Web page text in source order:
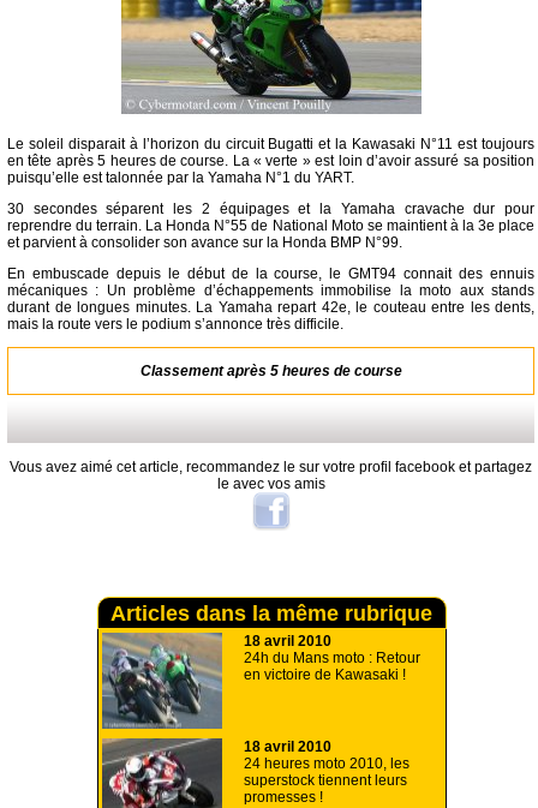
Le soleil disparait à l’horizon du circuit Bugatti et la Kawasaki N°11 est toujours
en tête après 5 heures de course. La « verte » est loin d’avoir assuré sa position
puisqu’elle est talonnée par la Yamaha N°1 du YART.
30 secondes séparent les 2 équipages et la Yamaha cravache dur pour
reprendre du terrain. La Honda N°55 de National Moto se maintient à la 3e place
et parvient à consolider son avance sur la Honda BMP N°99.
En embuscade depuis le début de la course, le GMT94 connait des ennuis
mécaniques : Un problème d’échappements immobilise la moto aux stands
durant de longues minutes. La Yamaha repart 42e, le couteau entre les dents,
mais la route vers le podium s’annonce très difficile.
Classement après 5 heures de course
Vous avez aimé cet article, recommandez le sur votre profil facebook et partagez
le avec vos amis
Articles dans la même rubrique
18 avril 2010
24h du Mans moto : Retour
en victoire de Kawasaki !
18 avril 2010
24 heures moto 2010, les
superstock tiennent leurs
promesses !